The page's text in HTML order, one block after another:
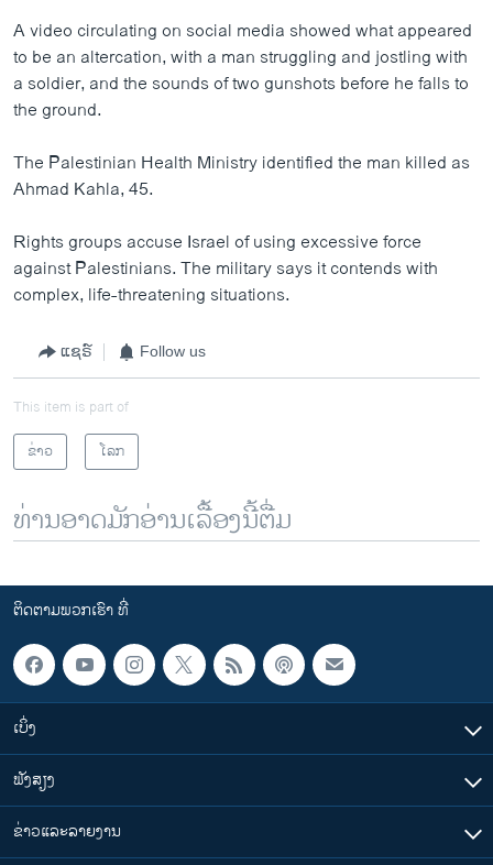
A video circulating on social media showed what appeared
to be an altercation, with a man struggling and jostling with
a soldier, and the sounds of two gunshots before he falls to
the ground.
The Palestinian Health Ministry identified the man killed as
Ahmad Kahla, 45.
Rights groups accuse Israel of using excessive force
against Palestinians. The military says it contends with
complex, life-threatening situations.
ແຊຣ໌ Follow us
This item is part of
ຂ່າວ
ໂລກ
ທ່ານອາດມັກອ່ານເລື້ອງນີ້ຕື່ມ
ຕິດຕາມພວກເຮົາ ທີ່
ເບິ່ງ
ຟັງສຽງ
ຂ່າວແລະລາຍງານ